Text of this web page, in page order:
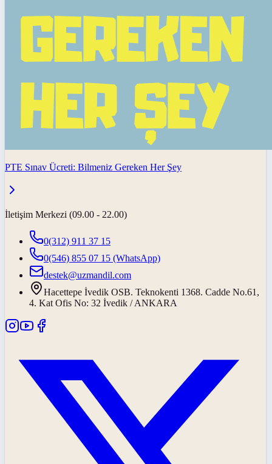
PTE Sınav Ücreti: Bilmeniz Gereken Her Şey
İletişim Merkezi (09.00 - 22.00)
0(312) 911 37 15
0(546) 855 07 15 (WhatsApp)
destek@uzmandil.com
Hacettepe İvedik OSB. Teknokenti 1368. Cadde No.61,
4. Kat Ofis No: 32 İvedik / ANKARA